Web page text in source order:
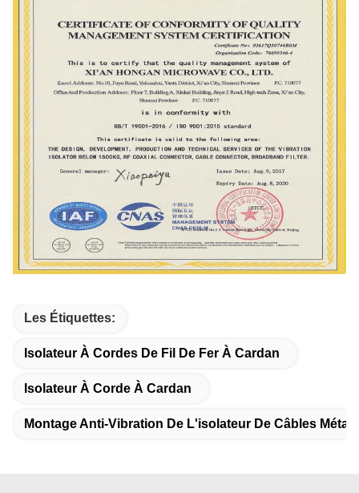
Les Étiquettes:
Isolateur À Cordes De Fil De Fer À Cardan
Isolateur À Corde À Cardan
Montage Anti-Vibration De L'isolateur De Câbles